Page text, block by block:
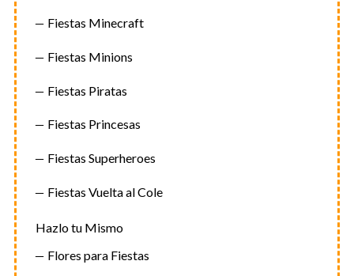
Fiestas Minecraft
Fiestas Minions
Fiestas Piratas
Fiestas Princesas
Fiestas Superheroes
Fiestas Vuelta al Cole
Hazlo tu Mismo
Flores para Fiestas